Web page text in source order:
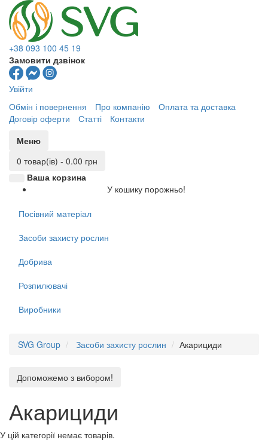
+38 093 100 45 19
Замовити дзвінок
Увійти
Обмін і повернення
Про компанію
Оплата та доставка
Договір оферти
Статті
Контакти
Меню
0 товар(ів) - 0.00 грн
Ваша корзина
У кошику порожньо!
Посівний матеріал
Засоби захисту рослин
Добрива
Розпилювачі
Виробники
SVG Group Засоби захисту рослин Акарициди
Допоможемо з вибором!
Акарициди
У цій категорії немає товарів.